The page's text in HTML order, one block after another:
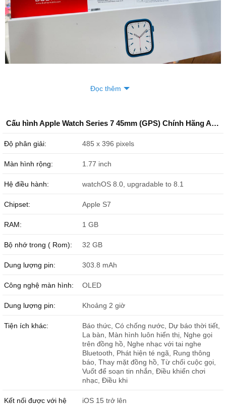
Thiết kế AppleApple Watch Series 7
được viền khung kim loại không gỉ chắc chắn và phần đai làm từ
cao su. Ngoài ra, màn hình của Apple Watch Series 7 45mm GPS
hệ trước, mang đến không gian hiển thị rộng rãi hơn.
Đọc thêm
Cấu hình Apple Watch Series 7 45mm (GPS) Chính Hãng Apple
Độ phân giải: 485 x 396 pixels
Màn hình rộng: 1.77 inch
Hệ điều hành: watchOS 8.0, upgradable to 8.1
Chipset: Apple S7
RAM: 1 GB
Bộ nhớ trong ( Rom): 32 GB
Dung lượng pin: 303.8 mAh
Công nghệ màn hình: OLED
Dung lượng pin: Khoảng 2 giờ
Tiện ích khác:
Báo thức, Có chống nước, Dự báo thời tiết,
La bàn, Màn hình luôn hiển thị, Nghe gọi
trên đồng hồ, Nghe nhạc với tai nghe
Bluetooth, Phát hiện té ngã, Rung thông
báo, Thay mặt đồng hồ, Từ chối cuộc gọi,
Vuốt để soạn tin nhắn, Điều khiển chơi
nhạc, Điều khi
Kết nối được với hệ
iOS 15 trở lên